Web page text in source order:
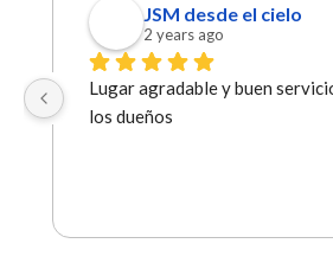
JSM desde el cielo
2 years ago
Lugar agradable y buen
los dueños